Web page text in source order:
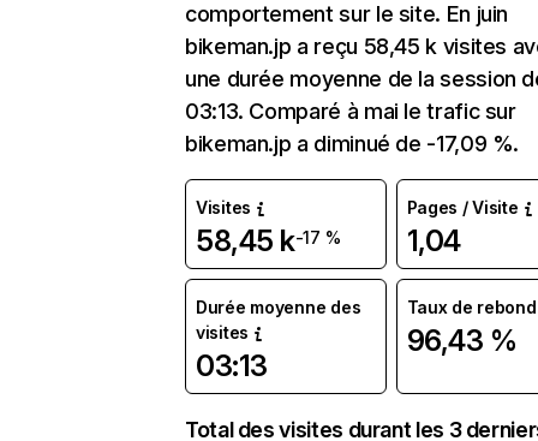
comportement sur le site. En juin
bikeman.jp a reçu 58,45 k visites
une durée moyenne de la session
03:13. Comparé à mai le trafic sur
bikeman.jp a diminué de -17,09 %.
Visites
58,45 k-17 %
Pages / Visite
1,04
Durée moyenne des
visites
03:13
Taux de rebond
96,43 %
Total des visites durant les 3